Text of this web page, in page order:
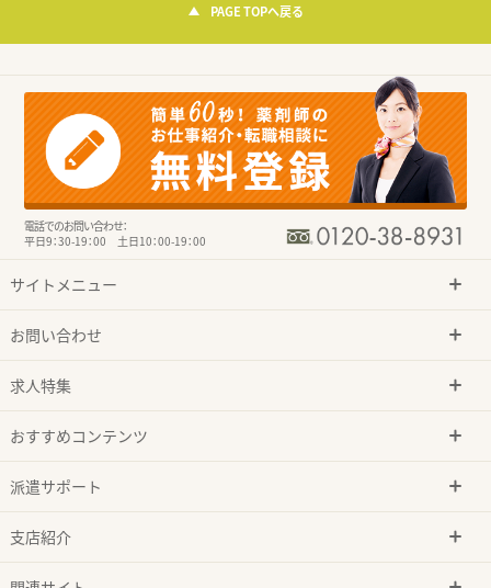
PAGE TOPへ戻る
電話でのお問い合わせ：
平日9：30-19：00 土日10：00-19：00
サイトメニュー
お問い合わせ
求人特集
おすすめコンテンツ
派遣サポート
支店紹介